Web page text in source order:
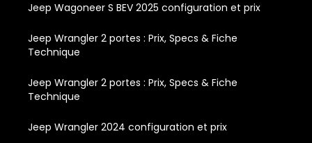
Jeep Wagoneer S BEV 2025 configuration et prix
Jeep Wrangler 2 portes : Prix, Specs & Fiche
Technique
Jeep Wrangler 2 portes : Prix, Specs & Fiche
Technique
Jeep Wrangler 2024 configuration et prix